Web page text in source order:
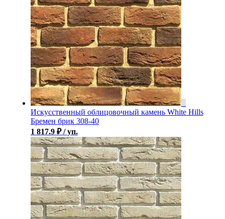
Искусственный облицовочный камень White Hills
Бремен брик 308-40
1 817.9 ₽ / уп.